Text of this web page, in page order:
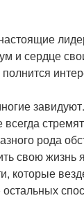
и сердце
полнится
рода
свою жизнь
которые